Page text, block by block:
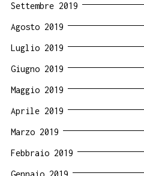
Settembre 2019
Agosto 2019
Luglio 2019
Giugno 2019
Maggio 2019
Aprile 2019
Marzo 2019
Febbraio 2019